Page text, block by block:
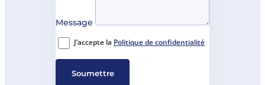
Message
J’accepte la Politique de confidentialité
Soumettre